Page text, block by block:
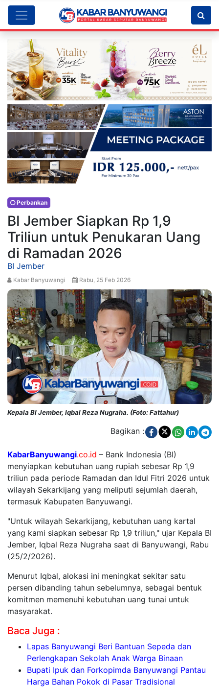
Perbankan
BI Jember Siapkan Rp 1,9
Triliun untuk Penukaran Uang
di Ramadan 2026
BI Jember
Kabar Banyuwangi Rabu, 25 Feb 2026
Kepala BI Jember, Iqbal Reza Nugraha. (Foto: Fattahur)
Bagikan :
KabarBanyuwangi.co.id – Bank Indonesia (BI)
menyiapkan kebutuhan uang rupiah sebesar Rp 1,9
triliun pada periode Ramadan dan Idul Fitri 2026 untuk
wilayah Sekarkijang yang meliputi sejumlah daerah,
termasuk Kabupaten Banyuwangi.
"Untuk wilayah Sekarkijang, kebutuhan uang kartal
yang kami siapkan sebesar Rp 1,9 triliun," ujar Kepala BI
Jember, Iqbal Reza Nugraha saat di Banyuwangi, Rabu
(25/2/2026).
Menurut Iqbal, alokasi ini meningkat sekitar satu
persen dibanding tahun sebelumnya, sebagai bentuk
komitmen memenuhi kebutuhan uang tunai untuk
masyarakat.
Baca Juga :
Lapas Banyuwangi Beri Bantuan Sepeda dan
Perlengkapan Sekolah Anak Warga Binaan
Bupati Ipuk dan Forkopimda Banyuwangi Pantau
Harga Bahan Pokok di Pasar Tradisional